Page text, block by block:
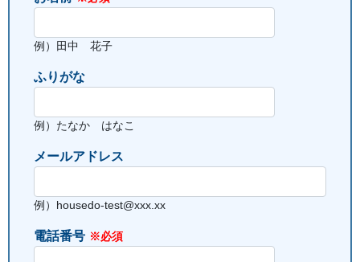
例）田中 花子
ふりがな
例）たなか はなこ
メールアドレス
例）housedo-test@xxx.xx
電話番号 ※必須